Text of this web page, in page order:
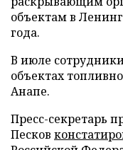
объектам в
года.
В июле
объектах
Анапе.
Пресс-секретарь
Песков